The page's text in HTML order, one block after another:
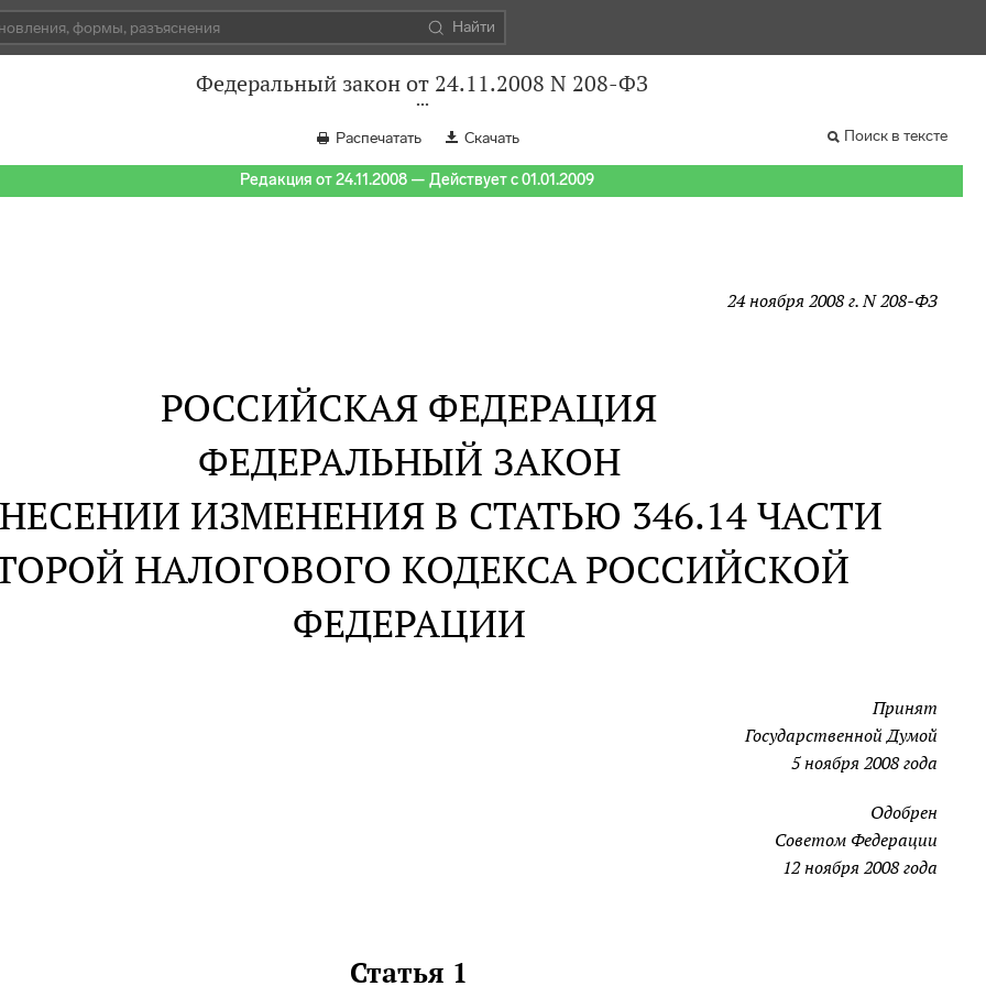
Найти
Федеральный закон от 24.11.2008 N 208-ФЗ
Распечатать Скачать Поиск в тексте
Редакция от 24.11.2008 — Действует с 01.01.2009
24 ноября 2008 г. N 208-ФЗ
РОССИЙСКАЯ ФЕДЕРАЦИЯ
ФЕДЕРАЛЬНЫЙ ЗАКОН
ИЗМЕНЕНИЯ В СТАТЬЮ 346.14 ЧАСТИ
НАЛОГОВОГО КОДЕКСА РОССИЙСКОЙ
ФЕДЕРАЦИИ
Принят
Государственной Думой
5 ноября 2008 года
Одобрен
Советом Федерации
12 ноября 2008 года
Статья 1